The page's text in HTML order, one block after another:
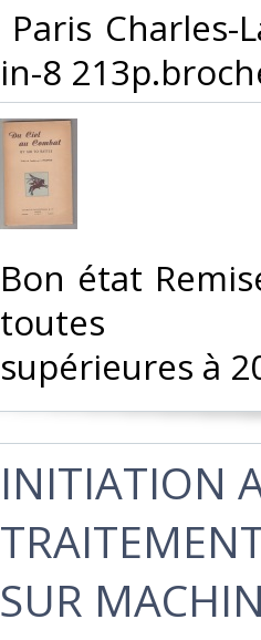
Paris Charles-
in-8
‎Bon état
toutes
supérieures à
‎INITIATION
SUR